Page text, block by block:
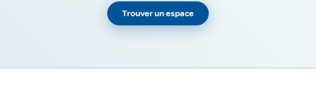
Trouver un espace